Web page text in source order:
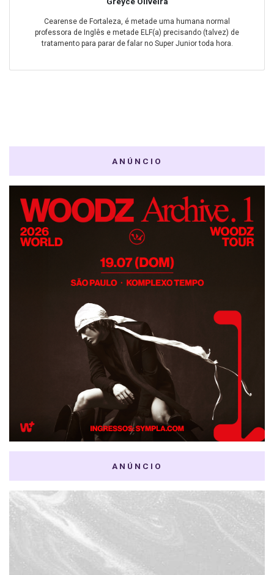
Cearense de Fortaleza, é metade uma humana normal
professora de Inglês e metade ELF(a) precisando (talvez) de
tratamento para parar de falar no Super Junior toda hora.
ANÚNCIO
ANÚNCIO